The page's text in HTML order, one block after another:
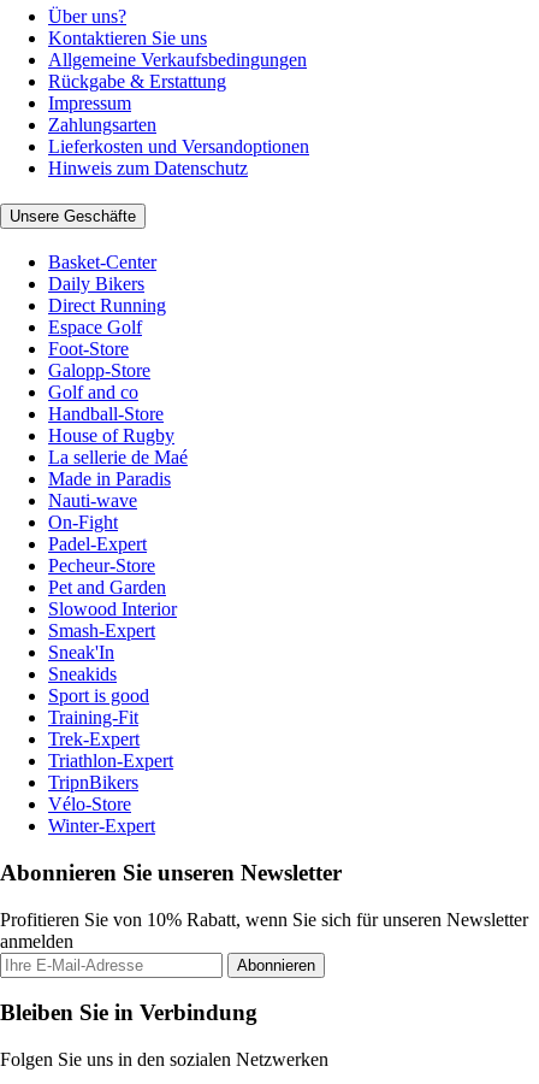
Über uns?
Kontaktieren Sie uns
Allgemeine Verkaufsbedingungen
Rückgabe & Erstattung
Impressum
Zahlungsarten
Lieferkosten und Versandoptionen
Hinweis zum Datenschutz
Unsere Geschäfte
Basket-Center
Daily Bikers
Direct Running
Espace Golf
Foot-Store
Galopp-Store
Golf and co
Handball-Store
House of Rugby
La sellerie de Maé
Made in Paradis
Nauti-wave
On-Fight
Padel-Expert
Pecheur-Store
Pet and Garden
Slowood Interior
Smash-Expert
Sneak'In
Sneakids
Sport is good
Training-Fit
Trek-Expert
Triathlon-Expert
TripnBikers
Vélo-Store
Winter-Expert
Abonnieren Sie unseren Newsletter
Profitieren Sie von 10% Rabatt, wenn Sie sich für unseren Newsletter
anmelden
Abonnieren
Bleiben Sie in Verbindung
Folgen Sie uns in den sozialen Netzwerken